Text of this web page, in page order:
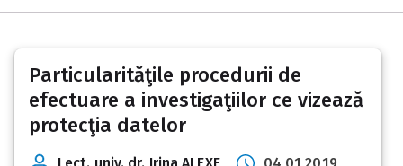
Particularităţile procedurii de
efectuare a investigaţiilor ce vizează
protecţia datelor